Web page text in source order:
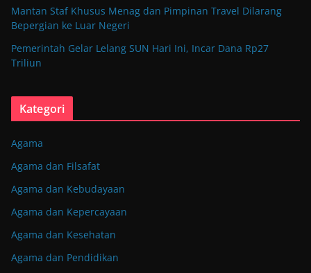
Mantan Staf Khusus Menag dan Pimpinan Travel Dilarang
Bepergian ke Luar Negeri
Pemerintah Gelar Lelang SUN Hari Ini, Incar Dana Rp27
Triliun
Kategori
Agama
Agama dan Filsafat
Agama dan Kebudayaan
Agama dan Kepercayaan
Agama dan Kesehatan
Agama dan Pendidikan